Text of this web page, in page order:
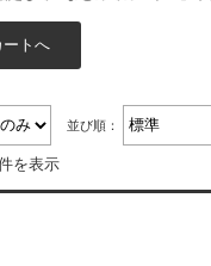
並び順：
を表示